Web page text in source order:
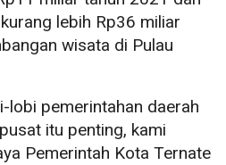
lebih Rp36 miliar
wisata di Pulau
lobi pemerintahan daerah
itu penting, kami
Pemerintah Kota Ternate